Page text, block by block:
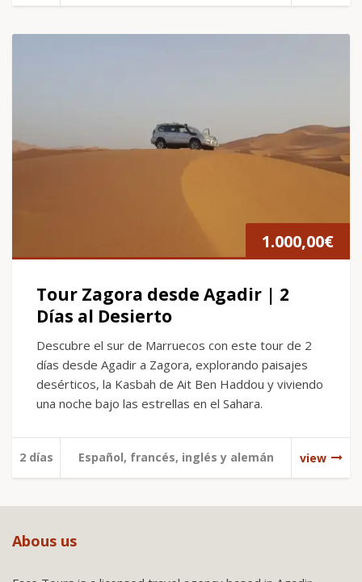
1.000,00€
Tour Zagora desde Agadir | 2
Días al Desierto
Descubre el sur de Marruecos con este tour de 2
días desde Agadir a Zagora, explorando paisajes
desérticos, la Kasbah de Ait Ben Haddou y viviendo
una noche bajo las estrellas en el Sahara.
2 días Español, francés, inglés y alemán view
Abous us